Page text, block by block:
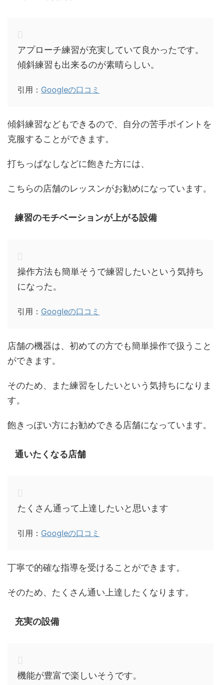
アプローチ練習が充実していて良かったです。
傾斜練習も出来るのが素晴らしい。
引用： Googleの口コミ
傾斜練習などもできるので、自分の苦手ポイントを
克服することができます。
打ちっぱなしなどに飽きた方には、
こちらの店舗のレッスンがお勧めになっています。
練習のモチベーションが上がる設備
操作方法も簡単そうで練習したいという気持ち
になった。
引用： Googleの口コミ
店舗の機器は、初めての方でも簡単操作で扱うこと
ができます。
そのため、また練習をしたいという気持ちになりま
す。
飽きっぽい方にお勧めできる店舗になっています。
通いたくなる店舗
たくさん通って上達したいと思います
引用： Googleの口コミ
丁寧で的確な指導を受けることができます。
そのため、たくさん通い上達したくなります。
充実の設備
機能が豊富で楽しいそうです。